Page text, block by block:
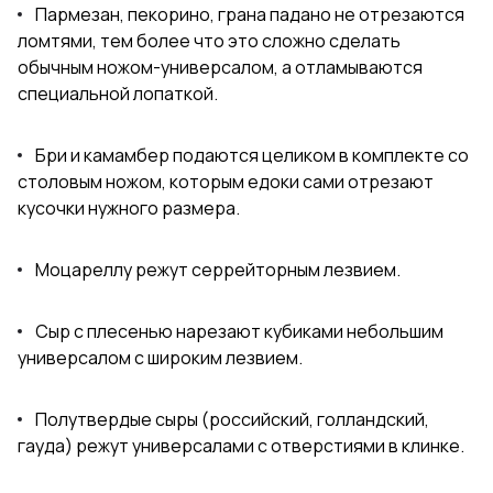
Пармезан, пекорино, грана падано не отрезаются
ломтями, тем более что это сложно сделать
обычным ножом-универсалом, а отламываются
специальной лопаткой.
Бри и камамбер подаются целиком в комплекте со
столовым ножом, которым едоки сами отрезают
кусочки нужного размера.
Моцареллу режут серрейторным лезвием.
Сыр с плесенью нарезают кубиками небольшим
универсалом с широким лезвием.
Полутвердые сыры (российский, голландский,
гауда) режут универсалами с отверстиями в клинке.